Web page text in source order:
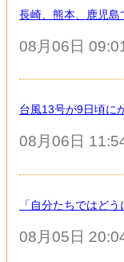
長崎、熊本、鹿児島
08月06日
台風13号が9日頃
08月06日
「自分たちではど
08月05日